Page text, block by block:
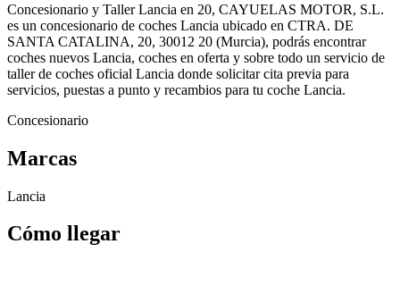
Concesionario y Taller Lancia en 20, CAYUELAS MOTOR, S.L.
es un concesionario de coches Lancia ubicado en CTRA. DE
SANTA CATALINA, 20, 30012 20 (Murcia), podrás encontrar
coches nuevos Lancia, coches en oferta y sobre todo un servicio de
taller de coches oficial Lancia donde solicitar cita previa para
servicios, puestas a punto y recambios para tu coche Lancia.
Concesionario
Marcas
Lancia
Cómo llegar